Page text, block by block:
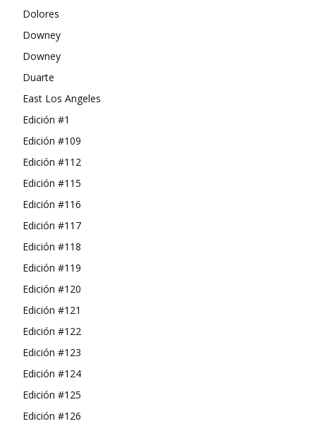
Dolores
Downey
Downey
Duarte
East Los Angeles
Edición #1
Edición #109
Edición #112
Edición #115
Edición #116
Edición #117
Edición #118
Edición #119
Edición #120
Edición #121
Edición #122
Edición #123
Edición #124
Edición #125
Edición #126